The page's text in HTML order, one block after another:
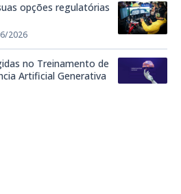
opções regulatórias
2026
no Treinamento de
Artificial Generativa